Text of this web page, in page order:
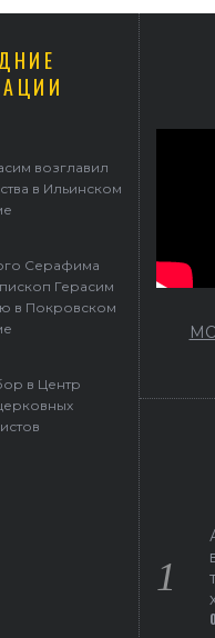
Саровского
возглавил
в Ильинском
Серафима
Герасим
в Покровском
в Центр